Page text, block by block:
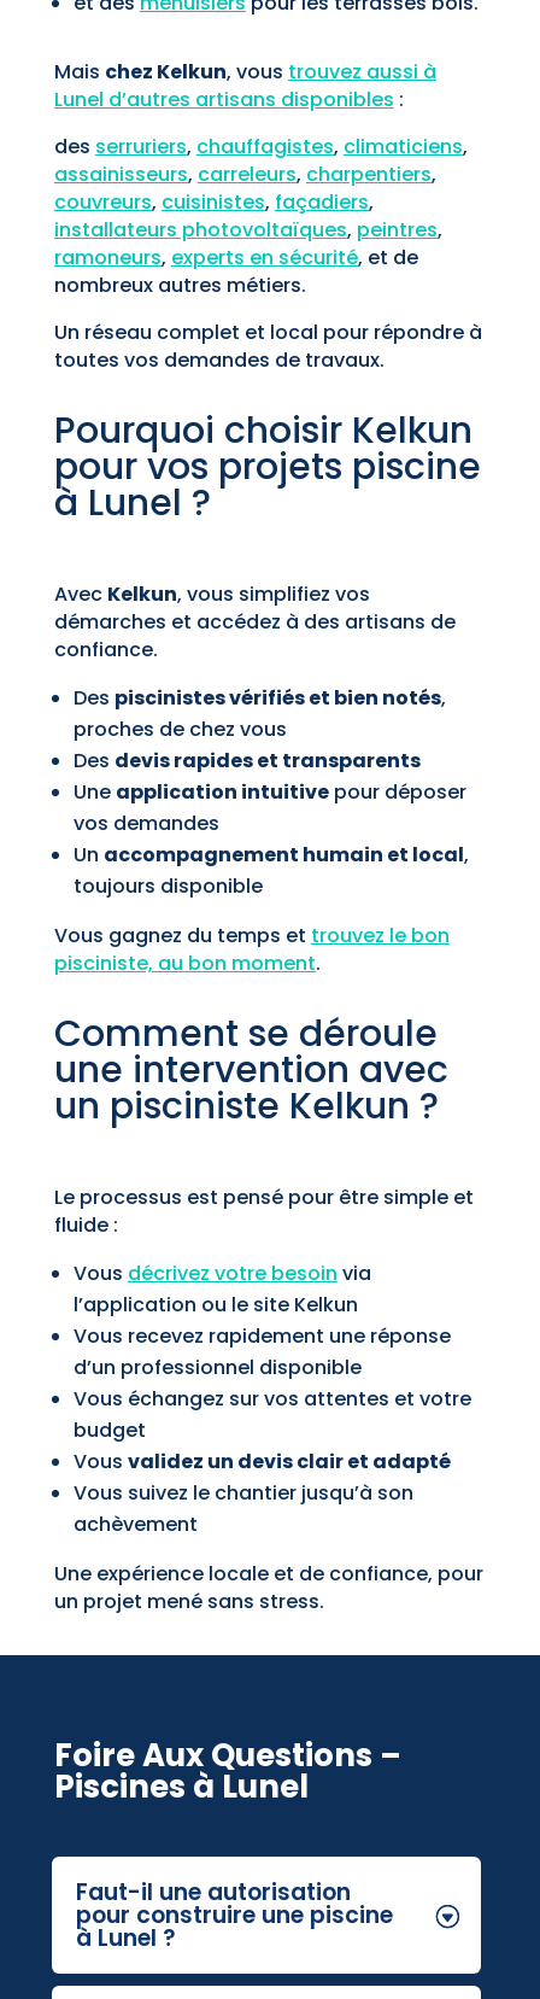
Mais chez Kelkun, vous trouvez aussi à
Lunel d’autres artisans disponibles :
des serruriers, chauffagistes, climaticiens,
assainisseurs, carreleurs, charpentiers,
couvreurs, cuisinistes, façadiers,
installateurs photovoltaïques, peintres,
ramoneurs, experts en sécurité, et de
nombreux autres métiers.
Un réseau complet et local pour répondre à
toutes vos demandes de travaux.
Pourquoi choisir Kelkun
pour vos projets piscine
à Lunel ?
Avec Kelkun, vous simplifiez vos
démarches et accédez à des artisans de
confiance.
Des piscinistes vérifiés et bien notés,
proches de chez vous
Des devis rapides et transparents
Une application intuitivepour déposer
vos demandes
Un accompagnement humain et local,
toujours disponible
Vous gagnez du temps et trouvez le bon
pisciniste, au bon moment.
Comment se déroule
une intervention avec
un pisciniste Kelkun ?
Le processus est pensé pour être simple et
fluide :
Vous décrivez votre besoin via
l’application ou le site Kelkun
Vous recevez rapidement une réponse
d’un professionnel disponible
Vous échangez sur vos attentes et votre
budget
Vous validez un devis clair et adapté
Vous suivez le chantier jusqu’à son
achèvement
Une expérience locale et de confiance, pour
un projet mené sans stress.
Foire Aux Questions –
Piscines à Lunel
Faut-il une autorisation
pour construire une piscine
à Lunel ?